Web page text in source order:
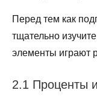
Перед тем как
тщательно
элементы играют
2.1 Проценты